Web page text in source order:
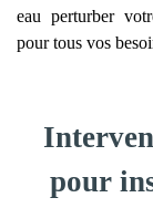
eau perturber
pour tous vos
pour